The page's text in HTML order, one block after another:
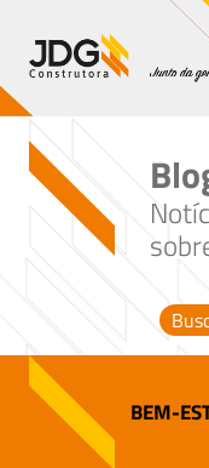
Contato
Sobre nós
Blog
BEM-